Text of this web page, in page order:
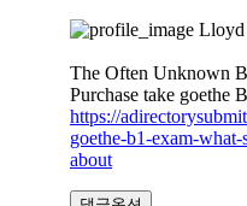
Lloyd
The Often Unknown
Purchase take goethe
https://
goethe-b1-exam-
about